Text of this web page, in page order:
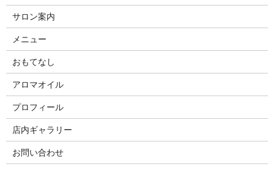
サロン案内
メニュー
おもてなし
アロマオイル
プロフィール
店内ギャラリー
お問い合わせ